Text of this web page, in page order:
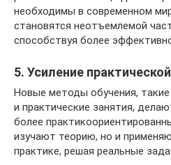
необходимы в современном
становятся неотъемлемой
способствуя более
5. Усиление
Новые методы обучения, такие
и практические занятия,
более
изучают теорию, но и
практике, решая реальные